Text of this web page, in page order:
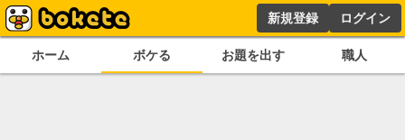
新規登録 ログイン
ホーム ボケる お題を出す 職人